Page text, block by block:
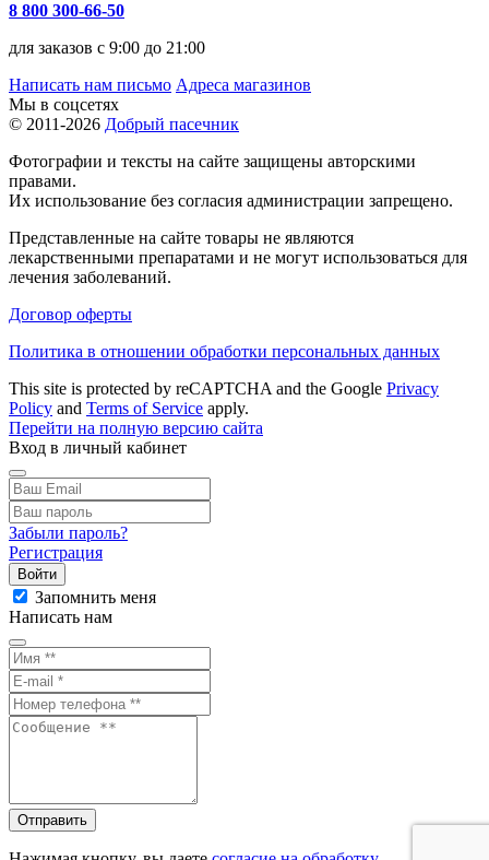
8 800 300-66-50
для заказов с 9:00 до 21:00
Написать нам письмо Адреса магазинов
Мы в соцсетях
© 2011-2026 Добрый пасечник
Фотографии и тексты на сайте защищены авторскими
правами.
Их использование без согласия администрации запрещено.
Представленные на сайте товары не являются
лекарственными препаратами и не могут использоваться для
лечения заболеваний.
Договор оферты
Политика в отношении обработки персональных данных
This site is protected by reCAPTCHA and the Google Privacy
Policy and Terms of Service apply.
Перейти на полную версию сайта
Вход в личный кабинет
Забыли пароль?
Регистрация
Войти
Запомнить меня
Написать нам
Отправить